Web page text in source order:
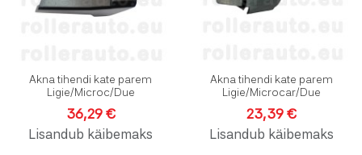
Akna tihendi kate parem
Ligie/Microc/Due
36,29 €
Lisandub käibemaks
Akna tihendi kate parem
Ligie/Microcar/Due
23,39 €
Lisandub käibemaks